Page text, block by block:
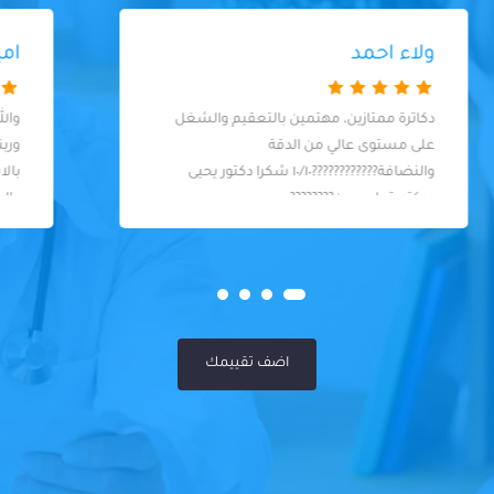
اميمة رمضام
والله ماشاء الله علي المركز والدكاتره الخبراء
وربنا اوفقكم بس لو ممكن تنزلوا قايمه
بالاسعار من كشف وتمويت العصب
والطربوش ودايمه مؤقته وشكرا
اضف تقييمك